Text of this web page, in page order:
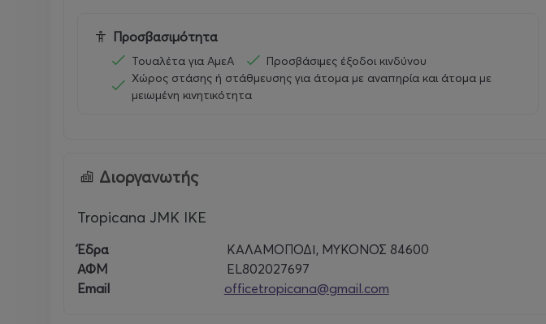
Προσβασιμότητα
Τουαλέτα για ΑμεΑ
Προσβάσιμες έξοδοι κινδύνου
Χώρος στάσης ή στάθμευσης για άτομα με αναπηρία και άτομα με
μειωμένη κινητικότητα
Διοργανωτής
Tropicana JMK IKE
Έδρα ΚΑΛΑΜΟΠΟΔΙ, ΜΥΚΟΝΟΣ 84600
ΑΦΜ
EL802027697
Email
officetropicana@gmail.com